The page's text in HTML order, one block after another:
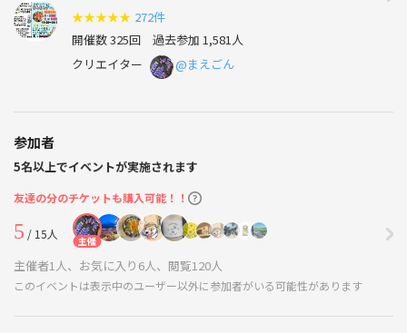
★★★★★ 272件
開催数 325回 過去参加 1,581人
クリエイター
@まえごん
参加者
5名以上でイベントが実施されます
友達の分のチケットも購入可能！！
5 / 15人 主催
主催者1人、お気に入り6人、閲覧120人
このイベントは表示中のユーザー以外に参加者がいる可能性があります